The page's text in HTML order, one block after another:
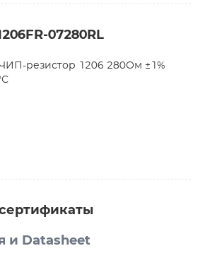
07280RL
ЧИП-резистор 1206 280Ом ±1%
и Datasheet